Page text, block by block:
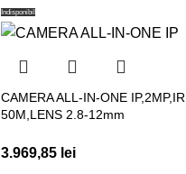
Indisponibil
CAMERA ALL-IN-ONE IP,2MP,IR
50M,LENS 2.8-12mm
3.969,85 lei